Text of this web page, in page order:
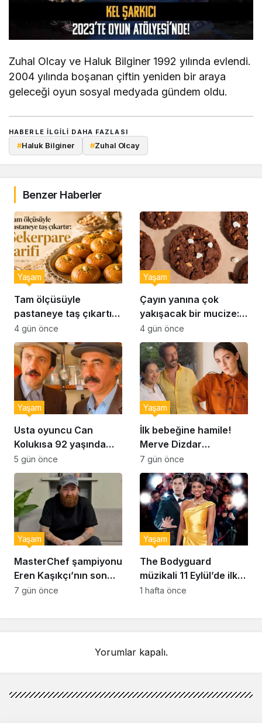
Zuhal Olcay ve Haluk Bilginer 1992 yılında evlendi.
2004 yılında boşanan çiftin yeniden bir araya
geleceği oyun sosyal medyada gündem oldu.
HABERLE ILGILI DAHA FAZLASI
#Haluk Bilginer #Zuhal Olcay
Benzer Haberler
Tam ölçüsüyle
pastaneye taş çıkartır:
Şekerpare tarifi
Yaşam
4 gün önce
Çayın yanına çok
yakışacak bir mucize:
Brownie tadında ıslak
kurabiye tarifi…
Yaşam
4 gün önce
Usta oyuncu Can
Kolukısa 92 yaşında
hayatını kaybetti
Yaşam
5 gün önce
İlk bebeğine hamile!
Merve Dizdar
sessizliğini bozdu: ‘İsim
bulmak çok zor’
Yaşam
7 gün önce
MasterChef şampiyonu
Eren Kaşıkçı’nın son
anlarındaki kahreden
Yaşam
7 gün önce
The Bodyguard
müzikali 11 Eylül’de ilk
kez Türkiye’de
Yaşam
1 hafta önce
Yorumlar kapalı.